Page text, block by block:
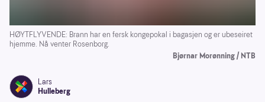
HØYTFLYVENDE: Brann har en fersk kongepokal i bagasjen og er ubeseiret
hjemme. Nå venter Rosenborg.
Bjørnar Morønning / NTB
Lars
Hulleberg